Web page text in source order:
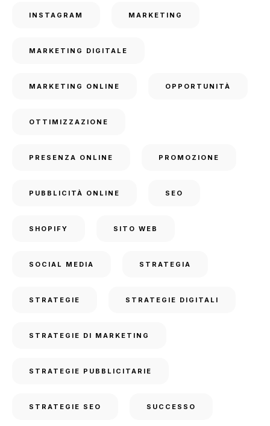
INSTAGRAM MARKETING
MARKETING DIGITALE
MARKETING ONLINE OPPORTUNITÀ
OTTIMIZZAZIONE
PRESENZA ONLINE PROMOZIONE
PUBBLICITÀ ONLINE SEO
SHOPIFY SITO WEB
SOCIAL MEDIA STRATEGIA
STRATEGIE STRATEGIE DIGITALI
STRATEGIE DI MARKETING
STRATEGIE PUBBLICITARIE
STRATEGIE SEO SUCCESSO